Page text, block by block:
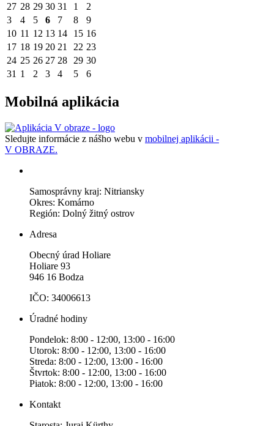
27 28 29 30 31 1
2
3
4 5 6 7 8
9
10 11 12 13 14 15 16
17 18 19 20 21 22 23
24 25 26 27 28 29 30
31 1 2 3 4 5 6
Mobilná aplikácia
Sledujte informácie z nášho webu v mobilnej aplikácii -
V OBRAZE.
Samosprávny kraj: Nitriansky
Okres: Komárno
Región: Dolný žitný ostrov
Adresa
Obecný úrad Holiare
Holiare 93
946 16 Bodza
IČO: 34006613
Úradné hodiny
Pondelok: 8:00 - 12:00, 13:00 - 16:00
Utorok: 8:00 - 12:00, 13:00 - 16:00
Streda: 8:00 - 12:00, 13:00 - 16:00
Štvrtok: 8:00 - 12:00, 13:00 - 16:00
Piatok: 8:00 - 12:00, 13:00 - 16:00
Kontakt